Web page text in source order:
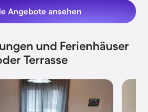
Angebote ansehen
und Ferienhäuser
Terrasse